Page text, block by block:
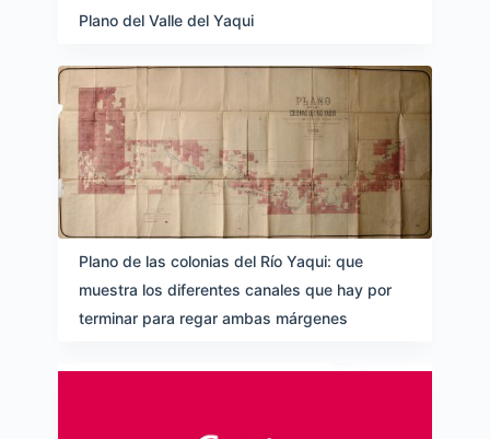
Plano del Valle del Yaqui
Plano de las colonias del Río Yaqui: que
muestra los diferentes canales que hay por
terminar para regar ambas márgenes